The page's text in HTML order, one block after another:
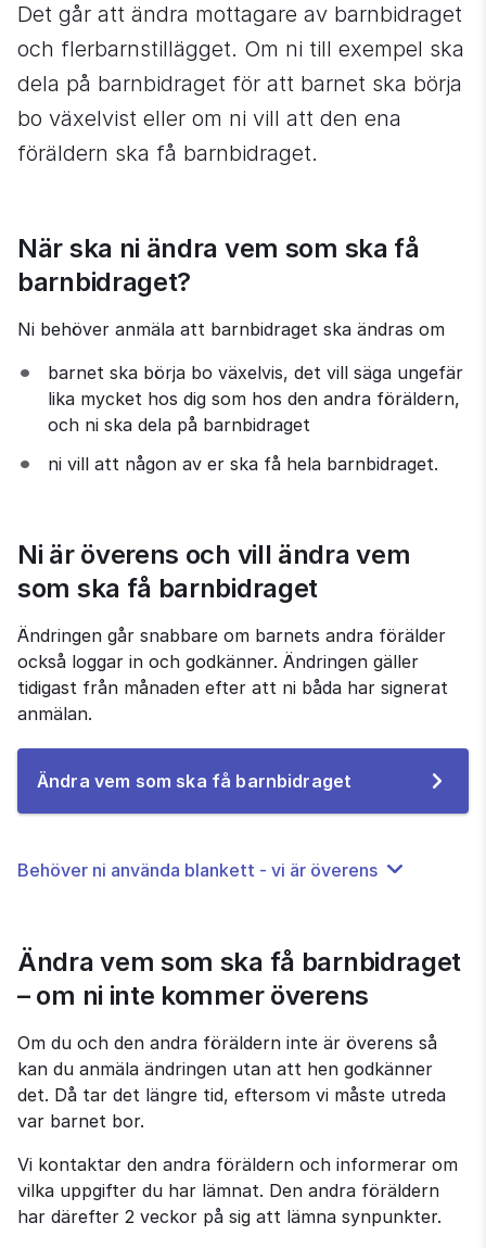
Det går att ändra mottagare av barnbidraget
och flerbarnstillägget. Om ni till exempel ska
dela på barnbidraget för att barnet ska börja
bo växelvist eller om ni vill att den ena
föräldern ska få barnbidraget.
När ska ni ändra vem som ska få
barnbidraget?
Ni behöver anmäla att barnbidraget ska ändras om
barnet ska börja bo växelvis, det vill säga ungefär
lika mycket hos dig som hos den andra föräldern,
och ni ska dela på barnbidraget
ni vill att någon av er ska få hela barnbidraget.
Ni är överens och vill ändra vem
som ska få barnbidraget
Ändringen går snabbare om barnets andra förälder
också loggar in och godkänner. Ändringen gäller
tidigast från månaden efter att ni båda har signerat
anmälan.
Ändra vem som ska få barnbidraget
Behöver ni använda blankett - vi är överens
Ändra vem som ska få barnbidraget
– om ni inte kommer överens
Om du och den andra föräldern inte är överens så
kan du anmäla ändringen utan att hen godkänner
det. Då tar det längre tid, eftersom vi måste utreda
var barnet bor.
Vi kontaktar den andra föräldern och informerar om
vilka uppgifter du har lämnat. Den andra föräldern
har därefter 2 veckor på sig att lämna synpunkter.